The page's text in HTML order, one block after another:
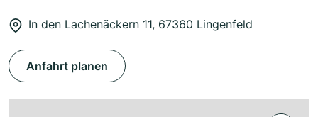
In den Lachenäckern 11, 67360 Lingenfeld
Anfahrt planen